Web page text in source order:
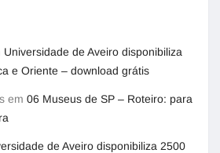
Universidade de Aveiro disponibiliza
e Oriente – download grátis
em 06 Museus de SP – Roteiro: para
de Aveiro disponibiliza 2500